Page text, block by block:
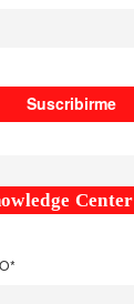
Center
*